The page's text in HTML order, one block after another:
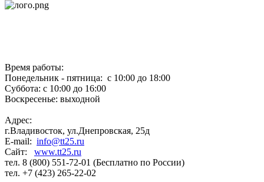
Время работы:
Понедельник - пятница: с 10:00 до 18:00
Суббота: с 10:00 до 16:00
Воскресенье: выходной
Адрес:
г.Владивосток, ул.Днепровская, 25д
E-mail: info@tt25.ru
Сайт: www.tt25.ru
тел. 8 (800) 551-72-01 (Бесплатно по России)
тел. +7 (423) 265-22-02